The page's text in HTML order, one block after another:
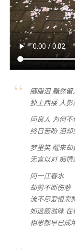
胭脂泪 黯然留
独上西楼 人
问良人 为何不
终日苦盼 泪却
梦里笑 醒来却
无言以对 痴
问一江春水
却剪不断伤悲
流不尽爱恨离
如这般滋味 在
相思都早已成